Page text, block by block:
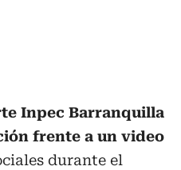
Inpec Barranquilla
frente a un video
durante el